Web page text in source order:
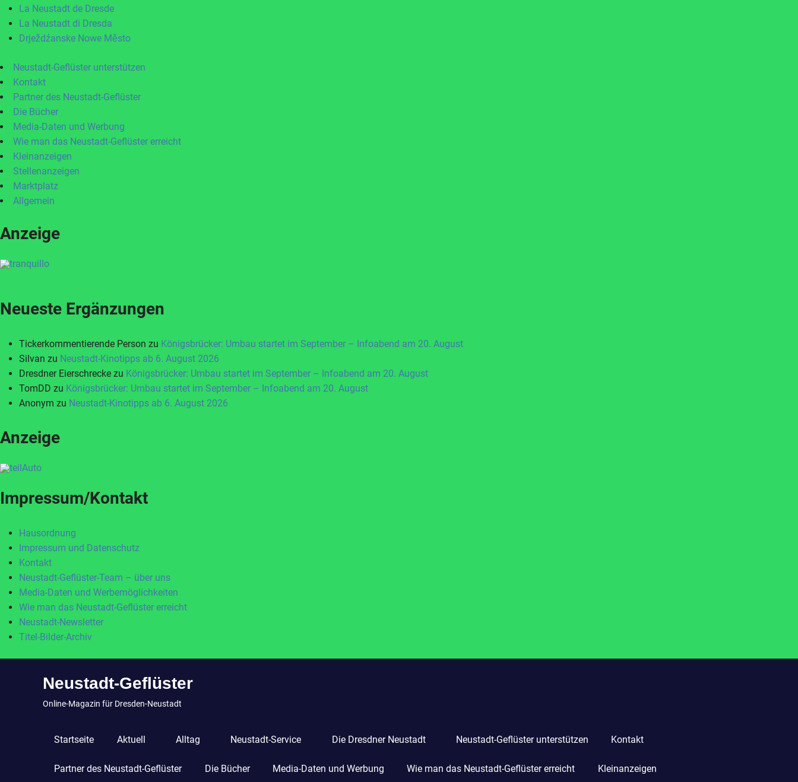
La Neustadt de Dresde
La Neustadt di Dresda
Drježdźanske Nowe Město
Neustadt-Geflüster unterstützen
Kontakt
Partner des Neustadt-Geflüster
Die Bücher
Media-Daten und Werbung
Wie man das Neustadt-Geflüster erreicht
Kleinanzeigen
Stellenanzeigen
Marktplatz
Allgemein
Anzeige
Neueste Ergänzungen
Tickerkommentierende Person zu Königsbrücker: Umbau startet im September – Infoabend am 20. August
Silvan zu Neustadt-Kinotipps ab 6. August 2026
Dresdner Eierschrecke zu Königsbrücker: Umbau startet im September – Infoabend am 20. August
TomDD zu Königsbrücker: Umbau startet im September – Infoabend am 20. August
Anonym zu Neustadt-Kinotipps ab 6. August 2026
Anzeige
Impressum/Kontakt
Hausordnung
Impressum und Datenschutz
Kontakt
Neustadt-Geflüster-Team – über uns
Media-Daten und Werbemöglichkeiten
Wie man das Neustadt-Geflüster erreicht
Neustadt-Newsletter
Titel-Bilder-Archiv
Neustadt-Geflüster
Online-Magazin für Dresden-Neustadt
Startseite Aktuell Alltag Neustadt-Service Die Dresdner Neustadt Neustadt-Geflüster unterstützen Kontakt
Partner des Neustadt-Geflüster Die Bücher Media-Daten und Werbung Wie man das Neustadt-Geflüster erreicht Kleinanzeigen